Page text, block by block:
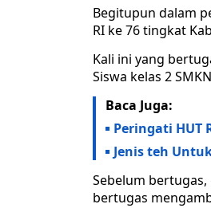
Begitupun dalam
RI ke 76 tingkat
Kali ini yang
Siswa kelas 2
Baca Juga:
Peringati HUT
Jenis teh
Sebelum
bertugas